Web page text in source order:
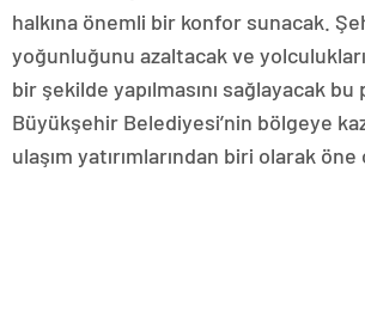
halkına önemli bir konfor sunacak.
yoğunluğunu azaltacak ve
bir şekilde yapılmasını sağlayacak
Büyükşehir Belediyesi’nin bölgeye
ulaşım yatırımlarından biri olarak öne